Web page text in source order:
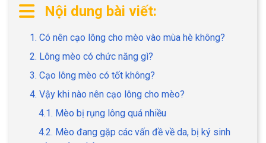
GIỚI THIỆU
Nội dung bài viết:
1. Có nên cạo lông cho mèo vào mùa hè không?
2. Lông mèo có chức năng gì?
3. Cạo lông mèo có tốt không?
4. Vậy khi nào nên cạo lông cho mèo?
4.1. Mèo bị rụng lông quá nhiều
4.2. Mèo đang gặp các vấn đề về da, bị ký sinh